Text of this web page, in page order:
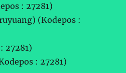
: 27281)
(Kodepos :
27281)
: 27281)